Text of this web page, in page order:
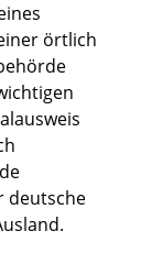
örtlich
deutsche